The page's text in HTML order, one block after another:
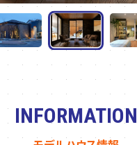
INFORMATION